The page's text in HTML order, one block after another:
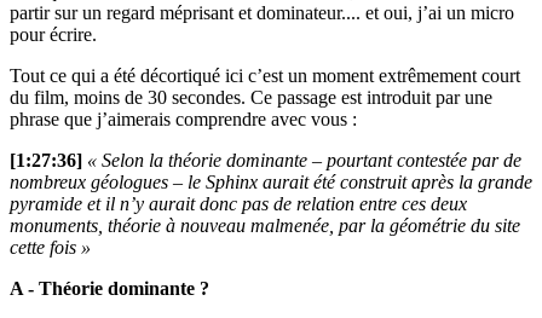
partir sur un regard méprisant et dominateur.... et oui, j’ai un micro
pour écrire.
Tout ce qui a été décortiqué ici c’est un moment extrêmement court
du film, moins de 30 secondes. Ce passage est introduit par une
phrase que j’aimerais comprendre avec vous :
[1:27:36] « Selon la théorie dominante – pourtant contestée par de
nombreux géologues – le Sphinx aurait été construit après la grande
pyramide et il n’y aurait donc pas de relation entre ces deux
monuments, théorie à nouveau malmenée, par la géométrie du site
cette fois »
A - Théorie dominante ?